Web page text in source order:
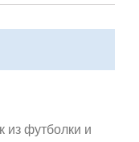
из футболки и